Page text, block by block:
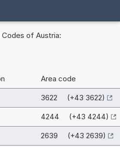
Codes of Austria:
Area code
3622 (+43 3622)
4244 (+43 4244)
2639 (+43 2639)